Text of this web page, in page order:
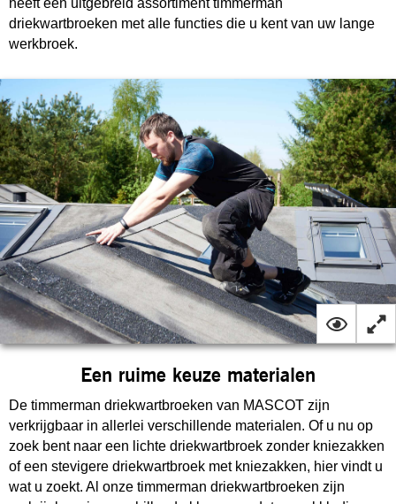
heeft een uitgebreid assortiment timmerman
driekwartbroeken met alle functies die u kent van uw lange
werkbroek.
Een ruime keuze materialen
De timmerman driekwartbroeken van MASCOT zijn
verkrijgbaar in allerlei verschillende materialen. Of u nu op
zoek bent naar een lichte driekwartbroek zonder kniezakken
of een stevigere driekwartbroek met kniezakken, hier vindt u
wat u zoekt. Al onze timmerman driekwartbroeken zijn